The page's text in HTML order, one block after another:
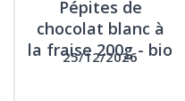
Pépites de
chocolat blanc à
la fraise 200g - bio
25/12/2026